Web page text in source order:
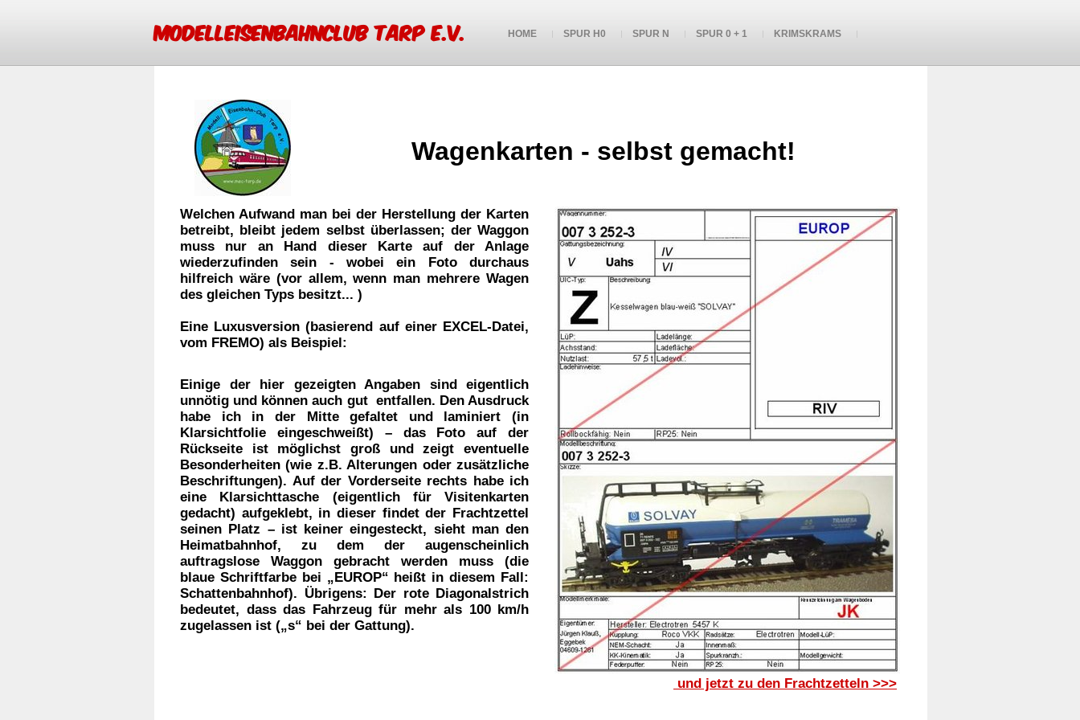
Modelleisenbahnclub Tarp e.V. HOME SPUR H0 SPUR N SPUR 0 + 1 KRIMSKRAMS
Wagenkarten - selbst gemacht!
Welchen Aufwand man bei der Herstellung der Karten
betreibt, bleibt jedem selbst überlassen; der Waggon
muss nur an Hand dieser Karte auf der Anlage
wiederzufinden sein - wobei ein Foto durchaus
hilfreich wäre (vor allem, wenn man mehrere Wagen
des gleichen Typs besitzt... )
Eine Luxusversion (basierend auf einer EXCEL-Datei,
vom FREMO) als Beispiel:
Einige der hier gezeigten Angaben sind eigentlich
unnötig und können auch gut entfallen. Den Ausdruck
habe ich in der Mitte gefaltet und laminiert (in
Klarsichtfolie eingeschweißt) – das Foto auf der
Rückseite ist möglichst groß und zeigt eventuelle
Besonderheiten (wie z.B. Alterungen oder zusätzliche
Beschriftungen). Auf der Vorderseite rechts habe ich
eine Klarsichttasche (eigentlich für Visitenkarten
gedacht) aufgeklebt, in dieser findet der Frachtzettel
seinen Platz – ist keiner eingesteckt, sieht man den
Heimatbahnhof, zu dem der augenscheinlich
auftragslose Waggon gebracht werden muss (die
blaue Schriftfarbe bei „EUROP“ heißt in diesem Fall:
Schattenbahnhof). Übrigens: Der rote Diagonalstrich
bedeutet, dass das Fahrzeug für mehr als 100 km/h
zugelassen ist („s“ bei der Gattung).
und jetzt zu den Frachtzetteln >>>